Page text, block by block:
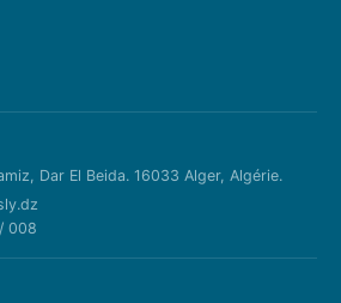
Dar El Beida. 16033 Alger, Algérie.
008